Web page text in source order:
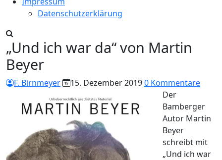
Datenschutzerklärung
„Und ich war da“ von Martin
Beyer
F. Birnmeyer 15. Dezember 20190 Kommentare
Der
Bamberger
Autor Martin
Beyer
schreibt mit
„Und ich war